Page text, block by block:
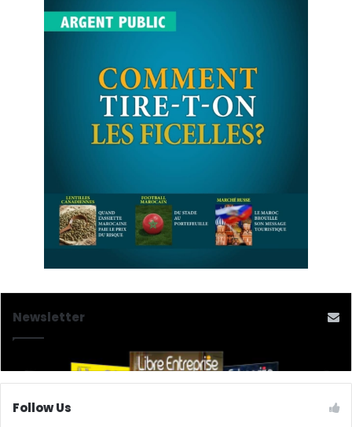
Newsletter
Follow Us